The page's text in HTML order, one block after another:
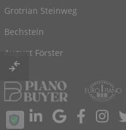
Grotrian Steinweg
Bechstein
August Förster